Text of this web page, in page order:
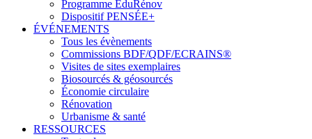
Programme ÉduRénov
Dispositif PENSÉE+
ÉVÉNEMENTS
Tous les évènements
Commissions BDF/QDF/ECRAINS®
Visites de sites exemplaires
Biosourcés & géosourcés
Économie circulaire
Rénovation
Urbanisme & santé
RESSOURCES